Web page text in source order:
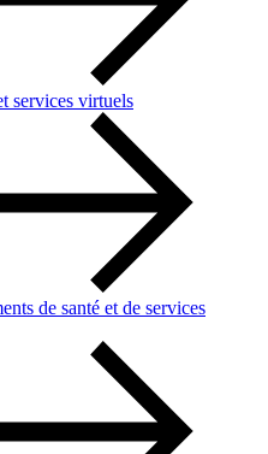
services virtuels
de santé et de services